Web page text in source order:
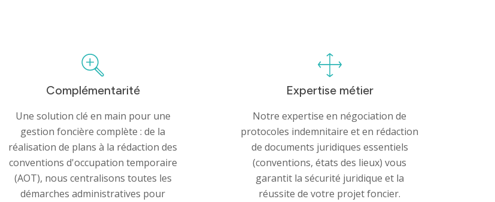
Complémentarité
Une solution clé en main pour une
gestion foncière complète : de la
réalisation de plans à la rédaction des
conventions d'occupation temporaire
(AOT), nous centralisons toutes les
démarches administratives pour
Expertise métier
Notre expertise en négociation de
protocoles indemnitaire et en rédaction
de documents juridiques essentiels
(conventions, états des lieux) vous
garantit la sécurité juridique et la
réussite de votre projet foncier.
Innovation